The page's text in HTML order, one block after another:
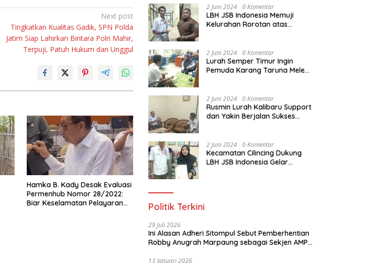
Next post
Tingkatkan Kualitas Gadik, SPN Polda
Jatim Siap Lahirkan Bintara Polri Mahir,
Terpuji, Patuh Hukum dan Unggul
Hamka B. Kady Desak Evaluasi
Permenhub Nomor 28/2022:
Biar Keselamatan Pelayaran
Paralegal Gratis Yang
Diadakan LBH JSB Indonesia
2 Juni 2024 0 Komentar
LBH JSB Indonesia Memuji
Kelurahan Rorotan atas
150 orang Pemuda Karang
Taruna di Jakarta Utara
2 Juni 2024 0 Komentar
Lurah Semper Timur Ingin
Pemuda Karang Taruna Melek
Diadakan LBH JSB Indonesia
2 Juni 2024 0 Komentar
Rusmin Lurah Kalibaru Support
dan Yakin Berjalan Sukses
Taruna di Jakarta Utara
2 Juni 2024 0 Komentar
Kecamatan Cilincing Dukung
LBH JSB Indonesia Gelar
Politik Terkini
29 Juli 2026
Ini Alasan Adheri Sitompul Sebut Pemberhentian
Robby Anugrah Marpaung sebagai Sekjen AMPI
13 Januari 2026